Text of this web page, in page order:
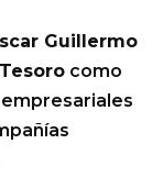
Guillermo
Tesoro como